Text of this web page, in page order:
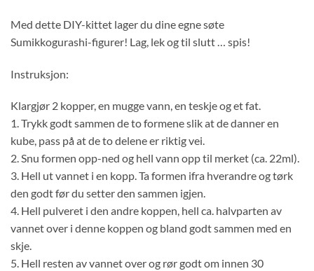
Med dette DIY-kittet lager du dine egne søte
Sumikkogurashi-figurer! Lag, lek og til slutt … spis!
Instruksjon:
Klargjør 2 kopper, en mugge vann, en teskje og et fat.
1. Trykk godt sammen de to formene slik at de danner en
kube, pass på at de to delene er riktig vei.
2. Snu formen opp-ned og hell vann opp til merket (ca. 22ml).
3. Hell ut vannet i en kopp. Ta formen ifra hverandre og tørk
den godt før du setter den sammen igjen.
4. Hell pulveret i den andre koppen, hell ca. halvparten av
vannet over i denne koppen og bland godt sammen med en
skje.
5. Hell resten av vannet over og rør godt om innen 30